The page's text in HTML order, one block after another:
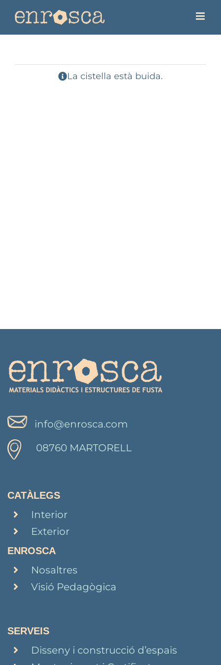
La cistella està buida.
info@enrosca.com
08760 MARTORELL
CATÀLEGS
Interior
Exterior
ENROSCA
Nosaltres
Visió Pedagògica
SERVEIS
Disseny i construcció d’espais